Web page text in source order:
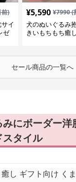
)
イ
ゼ
¥5,590 ¥7990(
犬のぬいぐるみ
きいもちもち癒
セール商品の一覧へ
みにボーダー
タイル